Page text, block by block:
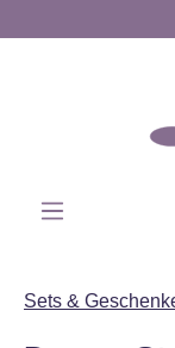
Sets &